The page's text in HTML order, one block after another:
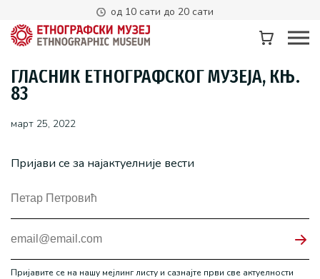
од 10 сати до 20 сати
ГЛАСНИК ЕТНОГРАФСКОГ МУЗЕЈА, КЊ.
83
март 25, 2022
Пријави се за најактуелније вести
Пријавите се на нашу мејлинг листу и сазнајте први све актуелности